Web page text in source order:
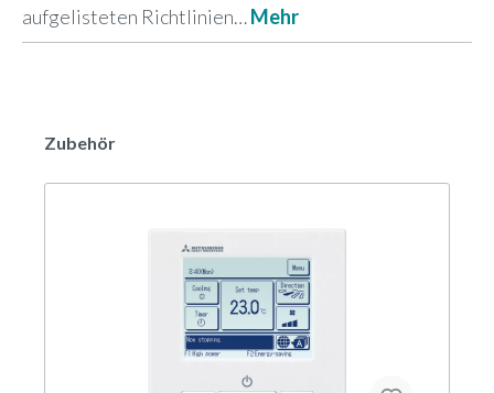
aufgelisteten Richtlinien…Mehr
Zubehör